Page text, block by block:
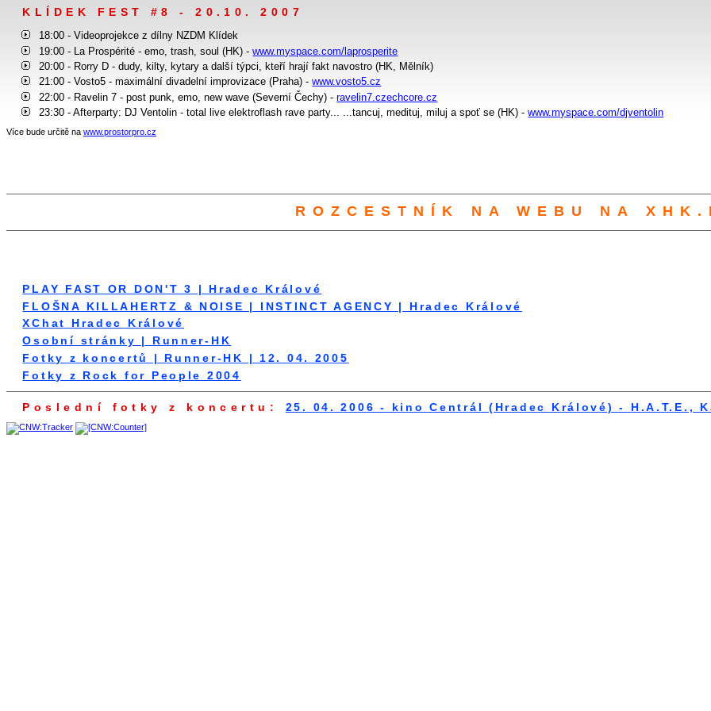
KLÍDEK FEST #8 - 20.10. 2007
18:00 - Videoprojekce z dílny NZDM Klídek
19:00 - La Prospérité - emo, trash, soul (HK) -www.myspace.com/laprosperite
20:00 - Rorry D - dudy, kilty, kytary a další týpci, kteří hrají fakt navostro (HK, Mělník)
21:00 - Vosto5 - maximální divadelní improvizace (Praha) -www.vosto5.cz
22:00 - Ravelin 7 - post punk, emo, new wave (Severní Čechy) -ravelin7.czechcore.cz
23:30 - Afterparty: DJ Ventolin - total live elektroflash rave party... ...tancuj, medituj, miluj a spoť se (HK) -www.myspace.com/djventolin
Více bude určitě na www.prostorpro.cz
ROZCESTNÍK NA WEBU NA
PLAY FAST OR DON'T 3 | Hradec Králové
FLOŠNA KILLAHERTZ & NOISE | INSTINCT AGENCY | Hradec Králové
XChat Hradec Králové
Osobní stránky | Runner-HK
Fotky z koncertů | Runner-HK | 12. 04. 2005
Fotky z Rock for People 2004
Poslední fotky z koncertu: 25. 04. 2006 - kino Centrál (Hradec Králové) - H.A.T.E.,